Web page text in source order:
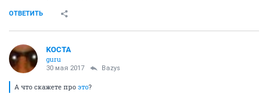
ОТВЕТИТЬ
KOCTA
guru
30 мая 2017 Bazys
А что скажете про это?